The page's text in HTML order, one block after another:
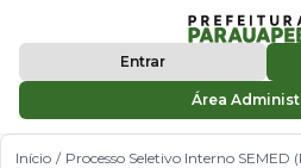
Entrar
Área
Início / Processo Seletivo Interno SEMED